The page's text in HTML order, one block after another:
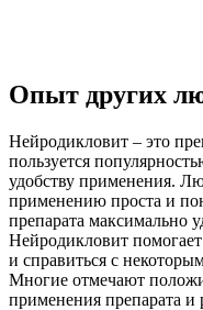
Опыт других
Нейродикловит – это
пользуется
удобству применения.
применению проста и
препарата максимально
Нейродикловит
и справиться с
Многие отмечают
применения препарата